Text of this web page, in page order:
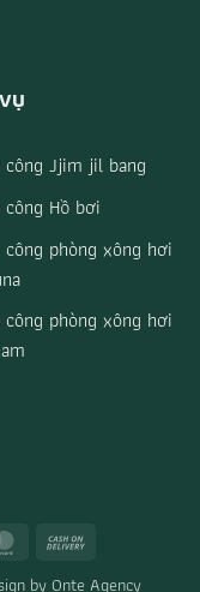
Jjim jil bang
Hồ bơi
phòng xông hơi
phòng xông hơi
MasterCard
byOnte Agency